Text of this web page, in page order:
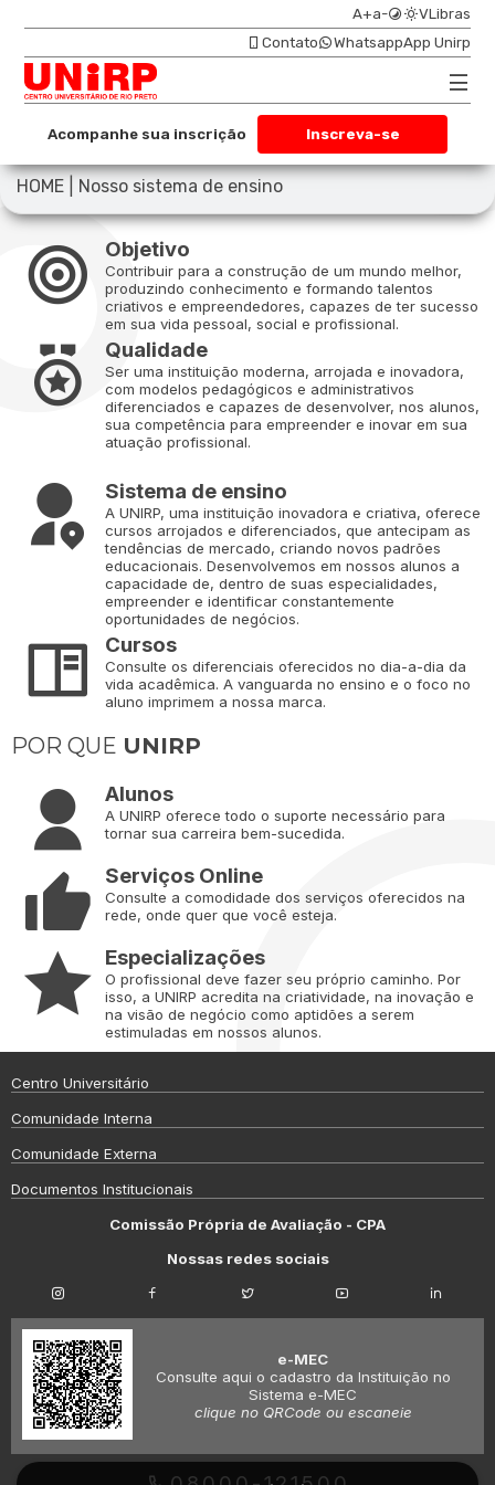
A+a-
VLibras
Contato
WhatsappApp Unirp
Acompanhe sua inscrição Inscreva-se
HOME Nosso sistema de ensino
Objetivo
Contribuir para a construção de um mundo melhor,
produzindo conhecimento e formando talentos
criativos e empreendedores, capazes de ter sucesso
em sua vida pessoal, social e profissional.
Qualidade
Ser uma instituição moderna, arrojada e inovadora,
com modelos pedagógicos e administrativos
diferenciados e capazes de desenvolver, nos alunos,
sua competência para empreender e inovar em sua
atuação profissional.
Sistema de ensino
A UNIRP, uma instituição inovadora e criativa, oferece
cursos arrojados e diferenciados, que antecipam as
tendências de mercado, criando novos padrões
educacionais. Desenvolvemos em nossos alunos a
capacidade de, dentro de suas especialidades,
empreender e identificar constantemente
oportunidades de negócios.
Cursos
Consulte os diferenciais oferecidos no dia-a-dia da
vida acadêmica. A vanguarda no ensino e o foco no
aluno imprimem a nossa marca.
POR QUE UNIRP
Alunos
A UNIRP oferece todo o suporte necessário para
tornar sua carreira bem-sucedida.
Serviços Online
Consulte a comodidade dos serviços oferecidos na
rede, onde quer que você esteja.
Especializações
O profissional deve fazer seu próprio caminho. Por
isso, a UNIRP acredita na criatividade, na inovação e
na visão de negócio como aptidões a serem
estimuladas em nossos alunos.
Centro Universitário
Comunidade Interna
Comunidade Externa
Documentos Institucionais
Comissão Própria de Avaliação - CPA
Nossas redes sociais
e-MEC
Consulte aqui o cadastro da Instituição no
Sistema e-MEC
clique no QRCode ou escaneie